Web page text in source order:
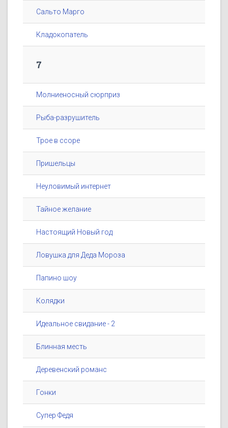
Сальто Марго
Кладокопатель
7
Молниеносный сюрприз
Рыба-разрушитель
Трое в ссоре
Пришельцы
Неуловимый интернет
Тайное желание
Настоящий Новый год
Ловушка для Деда Мороза
Папино шоу
Колядки
Идеальное свидание - 2
Блинная месть
Деревенский романс
Гонки
Супер Федя